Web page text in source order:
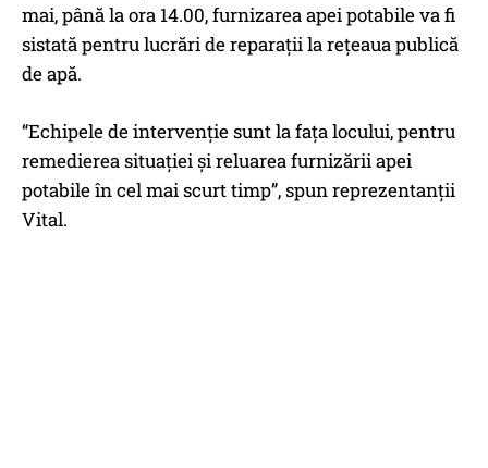
mai, până la ora 14.00, furnizarea apei potabile va fi
sistată pentru lucrări de reparații la rețeaua publică
de apă.
“Echipele de intervenție sunt la fața locului, pentru
remedierea situației și reluarea furnizării apei
potabile în cel mai scurt timp”, spun reprezentanţii
Vital.